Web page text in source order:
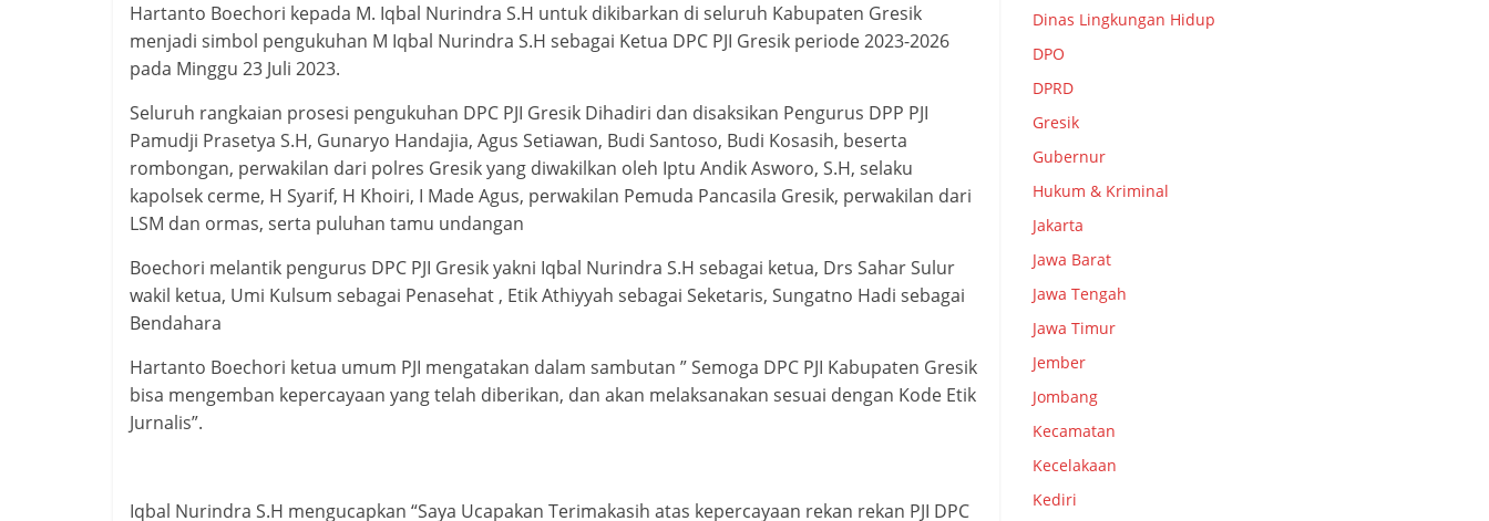
Hartanto Boechori kepada M. Iqbal Nurindra S.H untuk dikibarkan di seluruh Kabupaten Gresik
menjadi simbol pengukuhan M Iqbal Nurindra S.H sebagai Ketua DPC PJI Gresik periode 2023-2026
pada Minggu 23 Juli 2023.
Seluruh rangkaian prosesi pengukuhan DPC PJI Gresik Dihadiri dan disaksikan Pengurus DPP PJI
Pamudji Prasetya S.H, Gunaryo Handajia, Agus Setiawan, Budi Santoso, Budi Kosasih, beserta
rombongan, perwakilan dari polres Gresik yang diwakilkan oleh Iptu Andik Asworo, S.H, selaku
kapolsek cerme, H Syarif, H Khoiri, I Made Agus, perwakilan Pemuda Pancasila Gresik, perwakilan dari
LSM dan ormas, serta puluhan tamu undangan
Boechori melantik pengurus DPC PJI Gresik yakni Iqbal Nurindra S.H sebagai ketua, Drs Sahar Sulur
wakil ketua, Umi Kulsum sebagai Penasehat , Etik Athiyyah sebagai Seketaris, Sungatno Hadi sebagai
Bendahara
Hartanto Boechori ketua umum PJI mengatakan dalam sambutan ” Semoga DPC PJI Kabupaten Gresik
bisa mengemban kepercayaan yang telah diberikan, dan akan melaksanakan sesuai dengan Kode Etik
Jurnalis”.
Iqbal Nurindra S.H mengucapkan “Saya Ucapakan Terimakasih atas kepercayaan rekan rekan PJI DPC
Dinas Lingkungan Hidup
DPO
DPRD
Gresik
Gubernur
Hukum & Kriminal
Jakarta
Jawa Barat
Jawa Tengah
Jawa Timur
Jember
Jombang
Kecamatan
Kecelakaan
Kediri